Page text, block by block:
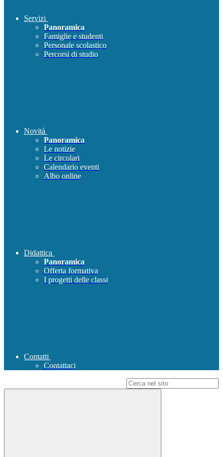
Servizi
Panoramica
Famiglie e studenti
Personale scolastico
Percorsi di studio
Novità
Panoramica
Le notizie
Le circolari
Calendario eventi
Albo online
Didattica
Panoramica
Offerta formativa
I progetti delle classi
Contatti
Contattaci